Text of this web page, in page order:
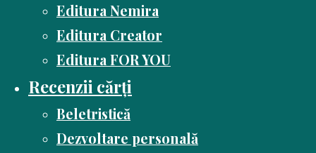
Editura Nemira
Editura Creator
Editura FOR YOU
Recenzii cărți
Beletristică
Dezvoltare personală